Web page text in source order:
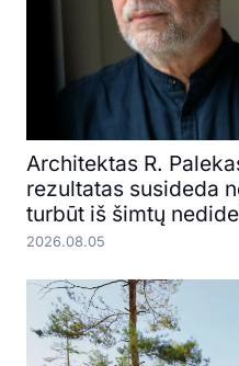
Architektas R.
rezultatas susideda
turbūt iš šimtų
2026.08.05